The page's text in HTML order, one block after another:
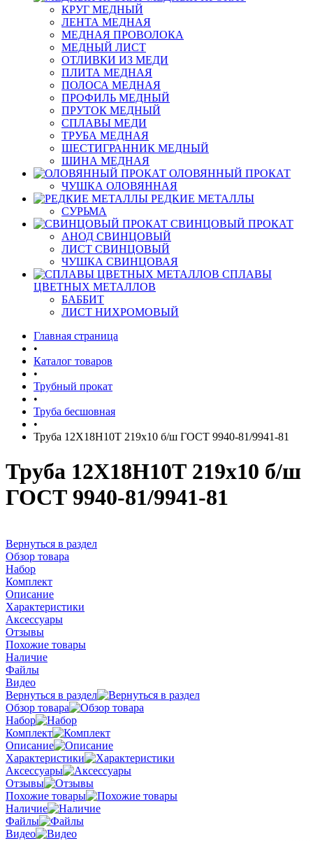
КРУГ МЕДНЫЙ
ЛЕНТА МЕДНАЯ
МЕДНАЯ ПРОВОЛОКА
МЕДНЫЙ ЛИСТ
ОТЛИВКИ ИЗ МЕДИ
ПЛИТА МЕДНАЯ
ПОЛОСА МЕДНАЯ
ПРОФИЛЬ МЕДНЫЙ
ПРУТОК МЕДНЫЙ
СПЛАВЫ МЕДИ
ТРУБА МЕДНАЯ
ШЕСТИГРАННИК МЕДНЫЙ
ШИНА МЕДНАЯ
ОЛОВЯННЫЙ ПРОКАТ
ЧУШКА ОЛОВЯННАЯ
РЕДКИЕ МЕТАЛЛЫ
СУРЬМА
СВИНЦОВЫЙ ПРОКАТ
АНОД СВИНЦОВЫЙ
ЛИСТ СВИНЦОВЫЙ
ЧУШКА СВИНЦОВАЯ
СПЛАВЫ
ЦВЕТНЫХ МЕТАЛЛОВ
БАББИТ
ЛИСТ НИХРОМОВЫЙ
Главная страница
•
Каталог товаров
•
Трубный прокат
•
Труба бесшовная
•
Труба 12Х18Н10Т 219х10 б/ш ГОСТ 9940-81/9941-81
Труба 12Х18Н10Т 219х10 б/ш
ГОСТ 9940-81/9941-81
Вернуться в раздел
Обзор товара
Набор
Комплект
Описание
Характеристики
Аксессуары
Отзывы
Похожие товары
Наличие
Файлы
Видео
Вернуться в раздел
Обзор товара
Набор
Комплект
Описание
Характеристики
Аксессуары
Отзывы
Похожие товары
Наличие
Файлы
Видео